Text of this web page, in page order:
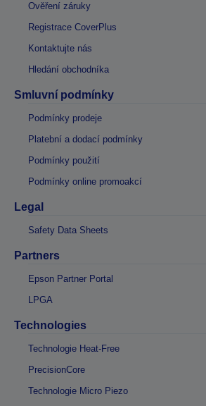
Ověření záruky
Registrace CoverPlus
Kontaktujte nás
Hledání obchodníka
Smluvní podmínky
Podmínky prodeje
Platební a dodací podmínky
Podmínky použití
Podmínky online promoakcí
Legal
Safety Data Sheets
Partners
Epson Partner Portal
LPGA
Technologies
Technologie Heat-Free
PrecisionCore
Technologie Micro Piezo